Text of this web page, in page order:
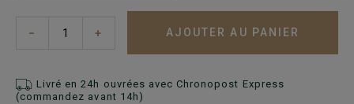
− + AJOUTER AU PANIER
Livré en 24h ouvrées avec Chronopost Express
(commandez avant 14h)